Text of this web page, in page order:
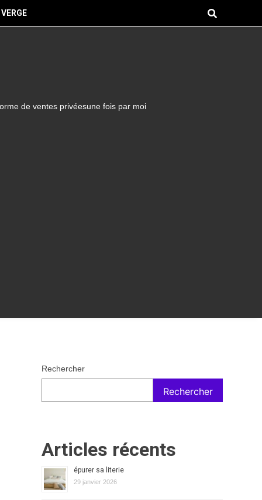
de ventes privéesune fois par moi
Rechercher
Rechercher
Articles récents
épurer sa literie
29 janvier 2026